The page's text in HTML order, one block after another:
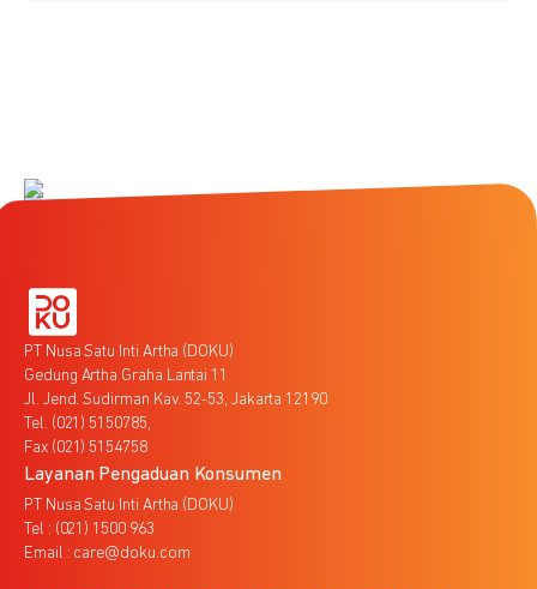
PT Nusa Satu Inti Artha (DOKU)
Gedung Artha Graha Lantai 11
Jl. Jend. Sudirman Kav. 52-53, Jakarta 12190
Tel. (021) 5150785,
Fax (021) 5154758
Layanan Pengaduan Konsumen
PT Nusa Satu Inti Artha (DOKU)
Tel : (021) 1500 963
Email : care@doku.com